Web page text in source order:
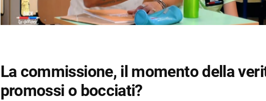
La commissione, il momento della
promossi o bocciati?